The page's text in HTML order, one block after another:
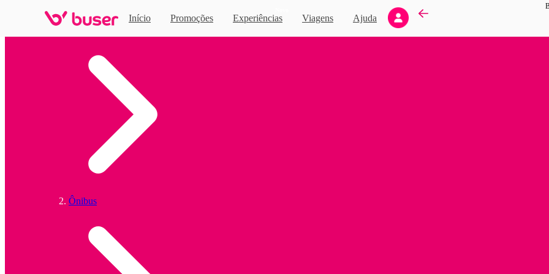
Início Promoções Experiências Viagens Ajuda
Ônibus